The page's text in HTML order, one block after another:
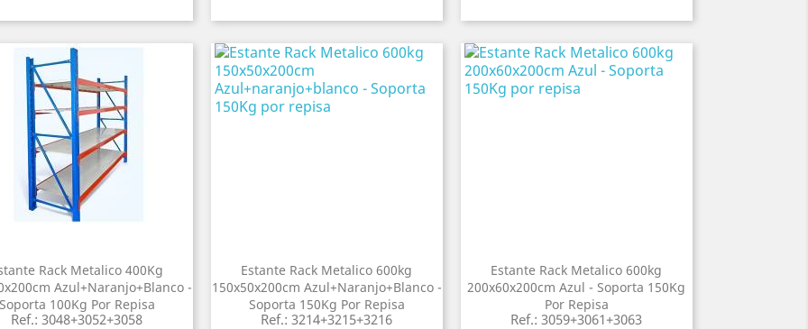
Rack Metalico 400Kg
Azul+naranjo+blanco -
Soporta 100Kg Por Repisa
Ref.: 3048+3052+3058
Estante Rack Metalico 600kg
150x50x200cm Azul+naranjo+blanco -
Soporta 150Kg Por Repisa
Ref.: 3214+3215+3216
Estante Rack Metalico 600kg
200x60x200cm Azul - Soporta 150Kg
Por Repisa
Ref.: 3059+3061+3063